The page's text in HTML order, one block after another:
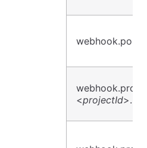
webhook.port
<projectId